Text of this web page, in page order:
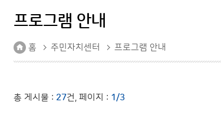
프로그램 안내
홈 주민자치센터 프로그램 안내
총 게시물 : 27건, 페이지 : 1/3